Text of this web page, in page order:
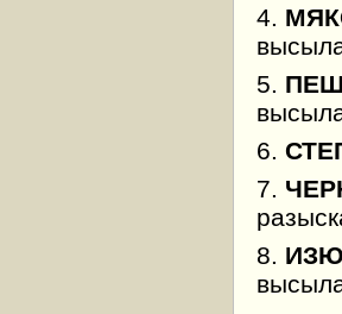
4.
5.
6.
7.
8.